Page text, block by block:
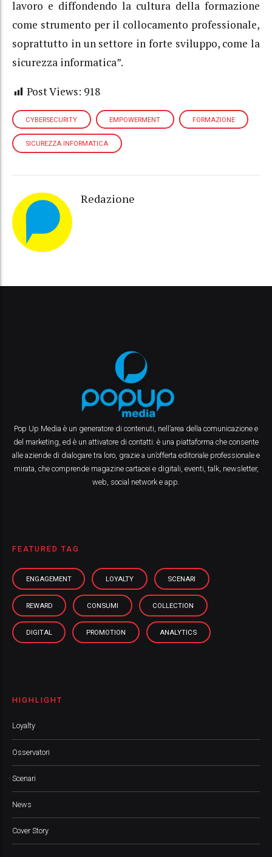
lavoro e diffondendo la cultura della formazione
come strumento per il collocamento professionale,
soprattutto in un settore in forte sviluppo, come la
sicurezza informatica”.
Post Views: 918
CYBERSECURITY EMPOWERMENT FORMAZIONE
SICUREZZA INFORMATICA
Redazione
Pop Up Media è un generatore di contenuti, nell’area della comunicazione e
del marketing, ed è un attivatore di contatti: è una piattaforma che consente
alle aziende di dialogare tra loro, grazie a un’offerta editoriale professionale e
mirata, che comprende magazine cartacei e digitali, eventi, talk, newsletter,
web, social network e app.
FEATURED TAG
ENGAGEMENT LOYALTY SCENARI
REWARD CONSUMI COLLECTION
DIGITAL PROMOTION ANALYTICS
HIGHLIGHT
Loyalty
Osservatori
Scenari
News
Cover Story